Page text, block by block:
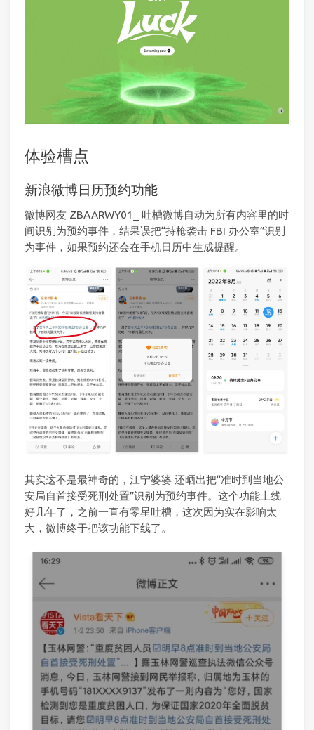
体验槽点
新浪微博日历预约功能
微博网友 ZBAARWY01_ 吐槽微博自动为所有内容里的时
间识别为预约事件，结果误把“持枪袭击 FBI 办公室”识别
为事件，如果预约还会在手机日历中生成提醒。
其实这不是最神奇的，江宁婆婆 还晒出把“准时到当地公
安局自首接受死刑处置”识别为预约事件。这个功能上线
好几年了，之前一直有零星吐槽，这次因为实在影响太
大，微博终于把该功能下线了。